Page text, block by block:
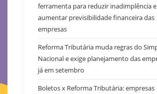
ferramenta para reduzir inadimplência e
aumentar previsibilidade financeira das
empresas
Reforma Tributária muda regras do
Nacional e exige planejamento das
já em setembro
Boletos x Reforma Tributária: empresas